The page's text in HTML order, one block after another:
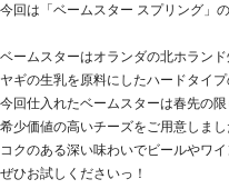
今回は「ベームスター スプリング」
ベームスターはオランダの北ホラン
ヤギの生乳を原料にしたハードタイプ
今回仕入れたベームスターは春先の
希少価値の高いチーズをご用意しまし
コクのある深い味わいでビールやワイ
ぜひお試しくださいっ！